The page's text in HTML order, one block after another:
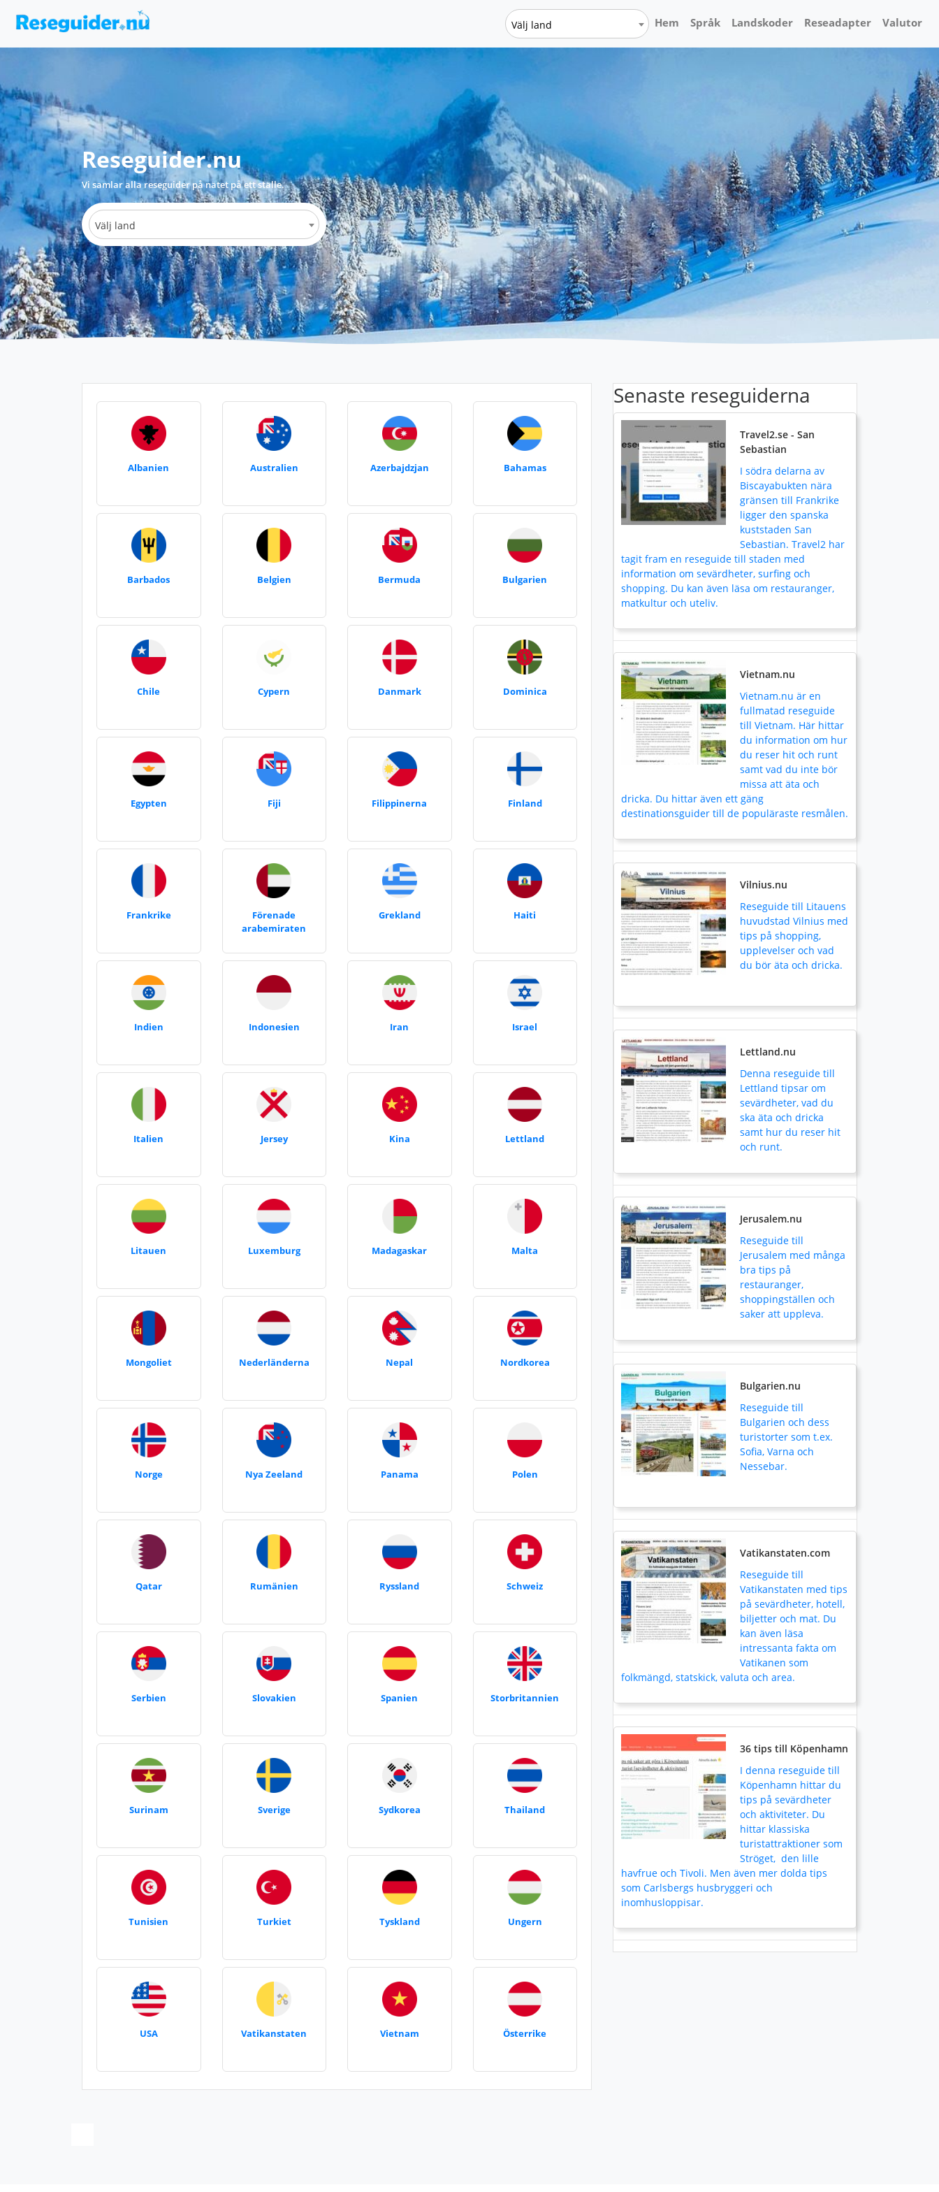
Välj land Hem Språk Landskoder Reseadapter Valutor
Reseguider.nu
Vi samlar alla reseguider på nätet på ett ställe.
Välj land
Albanien Australien Azerbajdzjan Bahamas
Barbados Belgien Bermuda Bulgarien
Chile Cypern Danmark Dominica
Egypten Fiji Filippinerna Finland
Frankrike
Förenade
arabemiraten
Grekland Haiti
Indien Indonesien Iran Israel
Italien Jersey Kina Lettland
Litauen Luxemburg Madagaskar Malta
Mongoliet Nederländerna Nepal Nordkorea
Norge Nya Zeeland Panama Polen
Qatar Rumänien Ryssland Schweiz
Serbien Slovakien Spanien Storbritannien
Surinam Sverige Sydkorea Thailand
Tunisien Turkiet Tyskland Ungern
USA Vatikanstaten Vietnam Österrike
Senaste reseguiderna
Travel2.se - San
Sebastian
I södra delarna av
Biscayabukten nära
gränsen till Frankrike
ligger den spanska
kuststaden San
Sebastian. Travel2 har
tagit fram en reseguide till staden med
information om sevärdheter, surfing och
shopping. Du kan även läsa om restauranger,
matkultur och uteliv.
Vietnam.nu
Vietnam.nu är en
fullmatad reseguide
till Vietnam. Här hittar
du information om hur
du reser hit och runt
samt vad du inte bör
missa att äta och
dricka. Du hittar även ett gäng
destinationsguider till de populäraste resmålen.
Vilnius.nu
Reseguide till Litauens
huvudstad Vilnius med
tips på shopping,
upplevelser och vad
du bör äta och dricka.
Lettland.nu
Denna reseguide till
Lettland tipsar om
sevärdheter, vad du
ska äta och dricka
samt hur du reser hit
och runt.
Jerusalem.nu
Reseguide till
Jerusalem med många
bra tips på
restauranger,
shoppingställen och
saker att uppleva.
Bulgarien.nu
Reseguide till
Bulgarien och dess
turistorter som t.ex.
Sofia, Varna och
Nessebar.
Vatikanstaten.com
Reseguide till
Vatikanstaten med tips
på sevärdheter, hotell,
biljetter och mat. Du
kan även läsa
intressanta fakta om
Vatikanen som
folkmängd, statskick, valuta och area.
36 tips till Köpenhamn
I denna reseguide till
Köpenhamn hittar du
tips på sevärdheter
och aktiviteter. Du
hittar klassiska
turistattraktioner som
Ströget, den lille
havfrue och Tivoli. Men även mer dolda tips
som Carlsbergs husbryggeri och
inomhusloppisar.